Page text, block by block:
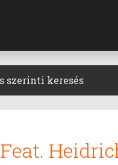
szerinti keresés